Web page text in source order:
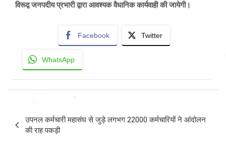
विरूद्व जनपदीय प्रभारी द्वारा आवश्यक वैधानिक कार्यवाही की जायेगी।
Facebook Twitter
WhatsApp
navigation
उपनल कर्मचारी महासंघ से जुड़े लगभग 22000 कर्मचारियों ने आंदोलन
की राह पकड़ी